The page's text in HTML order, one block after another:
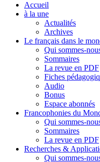
Accueil
à la une
Actualités
Archives
Le français dans le
Qui sommes-
Sommaires
La revue en PDF
Fiches
Audio
Bonus
Espace abonnés
Francophonies du
Qui sommes-
Sommaires
La revue en PDF
Recherches &
Qui sommes-